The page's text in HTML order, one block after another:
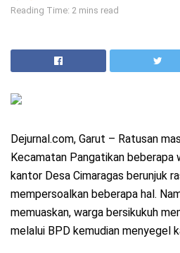
Reading Time: 2 mins read
Dejurnal.com, Garut – Ratusan
Kecamatan Pangatikan beberapa
kantor Desa Cimaragas berunjuk
mempersoalkan beberapa hal.
memuaskan, warga bersikukuh
melalui BPD kemudian menyegel